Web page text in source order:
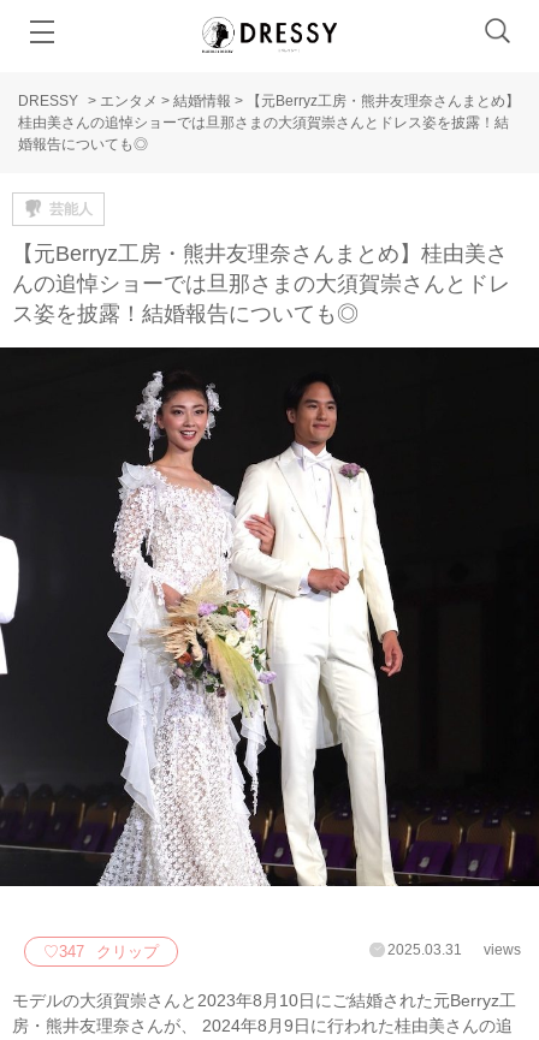
DRESSY > エンタメ > 結婚情報 >
【元Berryz工房・熊井友理奈さんまとめ】
桂由美さんの追悼ショーでは旦那さまの大須賀崇さんとドレス姿を披露！結
婚報告についても◎
芸能人
【元Berryz工房・熊井友理奈さんまとめ】桂由美さ
んの追悼ショーでは旦那さまの大須賀崇さんとドレ
ス姿を披露！結婚報告についても◎
♡347 クリップ 2025.03.31 views
モデルの大須賀崇さんと2023年8月10日にご結婚された元Berryz工
房・熊井友理奈さんが、 2024年8月9日に行われた桂由美さんの追